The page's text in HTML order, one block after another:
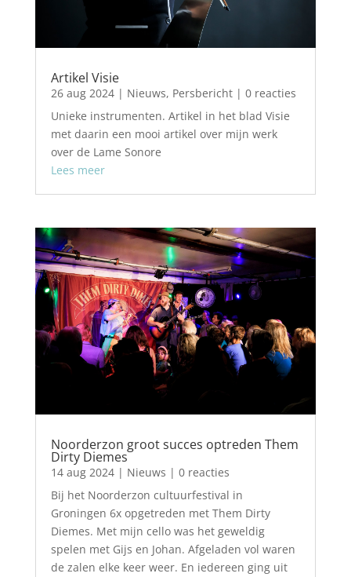
Artikel Visie
26 aug 2024| Nieuws, Persbericht| 0 reacties
Unieke instrumenten. Artikel in het blad Visie
met daarin een mooi artikel over mijn werk
over de Lame Sonore
Lees meer
Noorderzon groot succes optreden Them
Dirty Diemes
14 aug 2024| Nieuws | 0 reacties
Bij het Noorderzon cultuurfestival in
Groningen 6x opgetreden met Them Dirty
Diemes. Met mijn cello was het geweldig
spelen met Gijs en Johan. Afgeladen vol waren
de zalen elke keer weer. En iedereen ging uit